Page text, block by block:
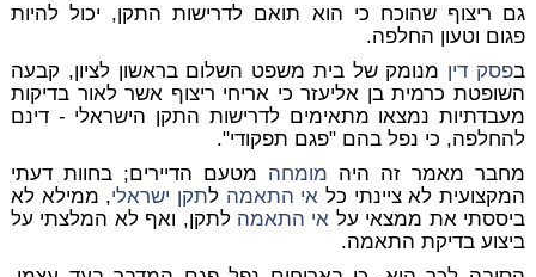
גם ריצוף שהוכח כי הוא תואם לדרישות התקן, יכול להיות
פגום וטעון החלפה.
בפסק דין מנומק של בית משפט השלום בראשון לציון, קבעה
השופטת כרמית בן אליעזר כי אריחי ריצוף אשר לאור בדיקות
מעבדתיות נמצאו מתאימים לדרישות התקן הישראלי - דינם
להחלפה, כי נפל בהם "פגם תפקודי".
מחבר מאמר זה היה מומחה מטעם הדיירים; בחוות דעתי
המקצועית לא ציינתי כל אי התאמה לתקן ישראלי, ממילא לא
ביססתי את ממצאי על אי התאמה לתקן, ואף לא המלצתי על
ביצוע בדיקת התאמה.